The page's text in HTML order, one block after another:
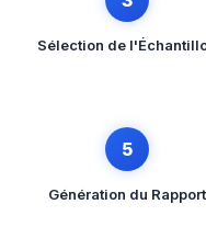
Sélection de
5
Génération du Rapport